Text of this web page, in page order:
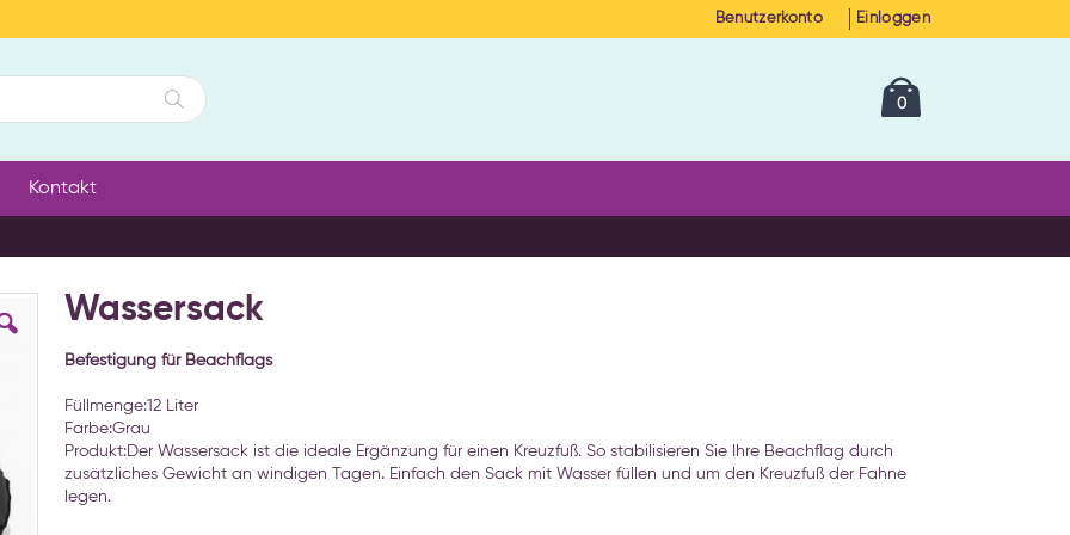
Benutzerkonto Einloggen
0Artikel
Kontakt
Wassersack
Befestigung für Beachflags
Füllmenge:12 Liter
Farbe:Grau
Produkt:Der Wassersack ist die ideale Ergänzung für einen Kreuzfuß. So stabilisieren Sie Ihre Beachflag durch
zusätzliches Gewicht an windigen Tagen. Einfach den Sack mit Wasser füllen und um den Kreuzfuß der Fahne
legen.